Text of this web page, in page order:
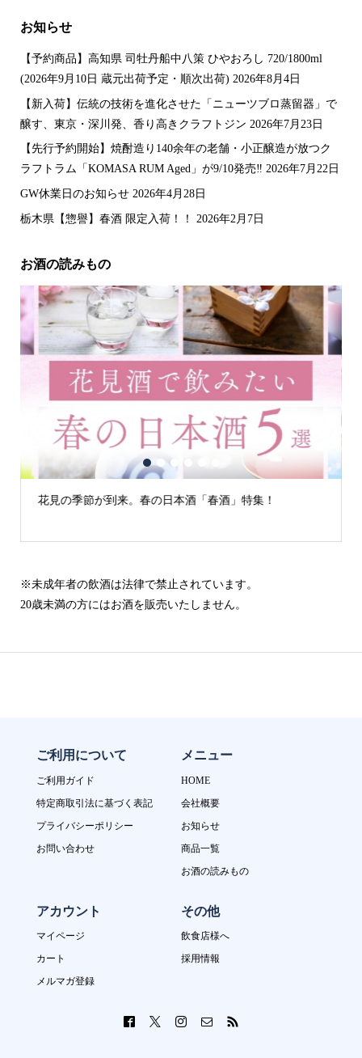
お知らせ
【予約商品】高知県 司牡丹船中八策 ひやおろし 720/1800ml
(2026年9月10日 蔵元出荷予定・順次出荷) 2026年8月4日
【新入荷】伝統の技術を進化させた「ニューツブロ蒸留器」で
醸す、東京・深川発、香り高きクラフトジン 2026年7月23日
【先行予約開始】焼酎造り140余年の老舗・小正醸造が放つク
ラフトラム「KOMASA RUM Aged」が9/10発売‼️ 2026年7月22日
GW休業日のお知らせ 2026年4月28日
栃木県【惣譽】春酒 限定入荷！！ 2026年2月7日
お酒の読みもの
の日本酒「春酒」特集！ 古城の街「犬山」の日本酒
1 2 3 5
※未成年者の飲酒は法律で禁止されています。
20歳未満の方にはお酒を販売いたしません。
ご利用について
ご利用ガイド
特定商取引法に基づく表記
プライバシーポリシー
お問い合わせ
メニュー
HOME
会社概要
お知らせ
商品一覧
お酒の読みもの
アカウント
マイページ
カート
メルマガ登録
その他
飲食店様へ
採用情報